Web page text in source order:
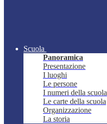
Scuola
Panoramica
Presentazione
I luoghi
Le persone
I numeri della scuola
Le carte della scuola
Organizzazione
La storia